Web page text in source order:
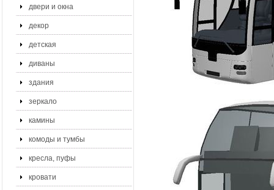
двери и окна
декор
детская
диваны
здания
зеркало
камины
комоды и тумбы
кресла, пуфы
кровати